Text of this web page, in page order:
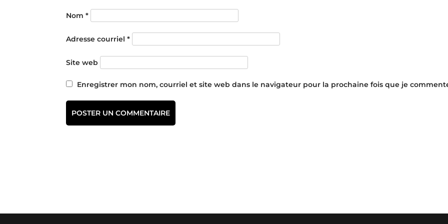
Nom *
Adresse courriel *
Site web
Enregistrer mon nom, courriel et site web dans le navigateur pour la prochaine fois que je